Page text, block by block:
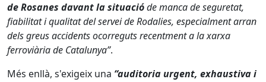
de Rosanes davant la situacióde manca de seguretat,
fiabilitat i qualitat del servei de Rodalies, especialment arran
dels greus accidents ocorreguts recentment a la xarxa
ferroviària de Catalunya”.
Més enllà, s'exigeix una “auditoria urgent, exhaustiva i